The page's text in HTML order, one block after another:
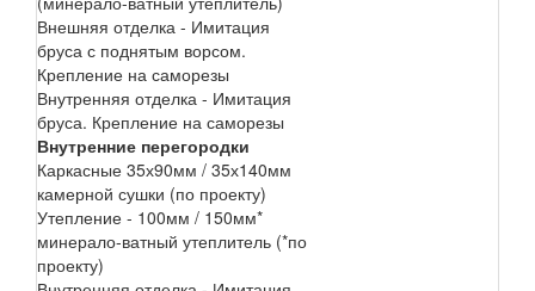
Внешняя отделка - Имитация
бруса с поднятым ворсом.
Крепление на саморезы
Внутренняя отделка - Имитация
бруса. Крепление на саморезы
Внутренние перегородки
Каркасные 35х90мм / 35х140мм
камерной сушки (по проекту)
Утепление - 100мм / 150мм*
минерало-ватный утеплитель (*по
проекту)